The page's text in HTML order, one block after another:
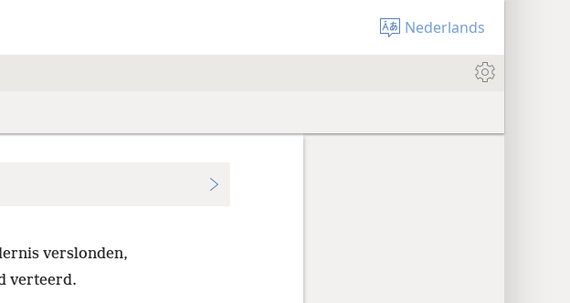
Nederlands
verslonden,
verteerd.